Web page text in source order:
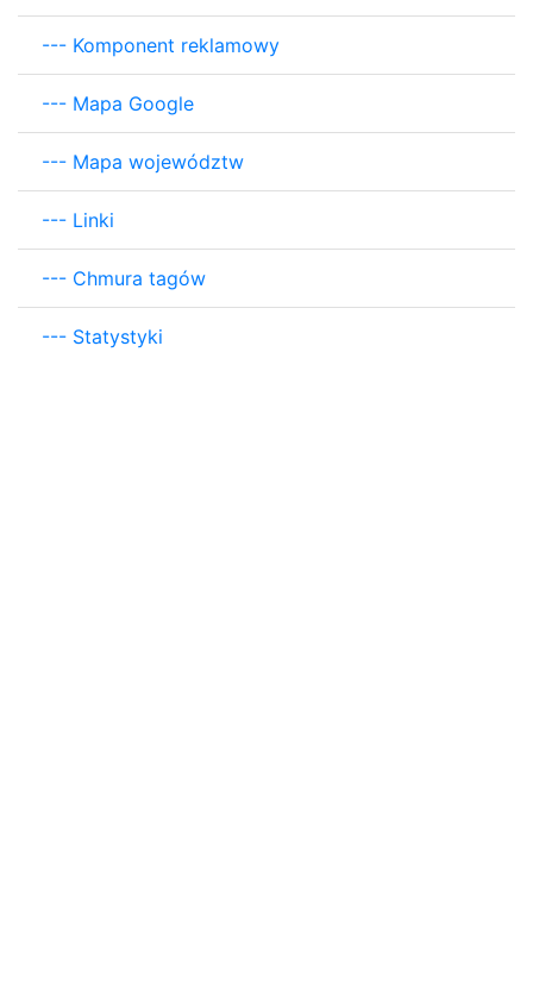
--- Komponent reklamowy
--- Mapa Google
--- Mapa województw
--- Linki
--- Chmura tagów
--- Statystyki